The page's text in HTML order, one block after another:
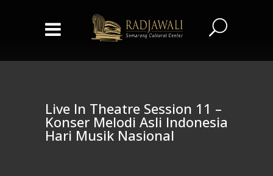
Live In Theatre Session 11 –
Konser Melodi Asli Indonesia
Hari Musik Nasional